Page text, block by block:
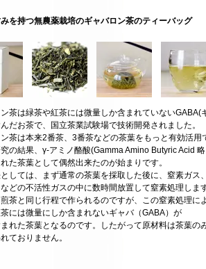
を持つ無農薬栽培のギャバロン茶のティーバッグ
茶は緑茶や紅茶には微量しか含まれていないGABA(
だお茶で、国立茶業試験場で技術開発されました。
茶は本来2番茶、3番茶などの茶葉をもっと有効活用
の結果、γ-アミノ酪酸(Gamma Amino Butyric Acid
た茶葉として偶然出来たのが始まりです。
しては、まず通常の茶葉を採取した後に、窒素ガス
どの不活性ガスの中に数時間放置して窒素処理します
茶と同じ行程で作られるのですが、この窒素処理に
には微量にしか含まれないギャバ（GABA）が
れた茶葉となるのです。したがって原材料は茶葉の
ておりません。